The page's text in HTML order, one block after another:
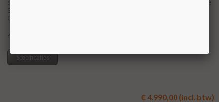
stralingswarmte af. Deze warmte is te vergelijken met de
straling van de zon, wat je van binnen een heerlijk warm
gevoel geeft.
KOM VOOR UW PRIJS NAAR ONZE 1200M2 SHOWROOM
Specificaties
€ 4.990,00 (incl. btw)